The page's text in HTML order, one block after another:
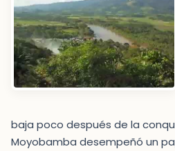
baja poco después de la
Moyobamba desempeñó un